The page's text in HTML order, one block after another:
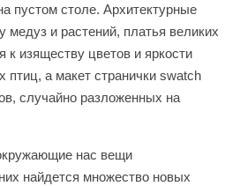
пустом столе. Архитектурные
и растений, платья великих
к изяществу цветов и яркости
птиц, а макет странички swatch
случайно разложенных на
нас вещи
найдется множество новых